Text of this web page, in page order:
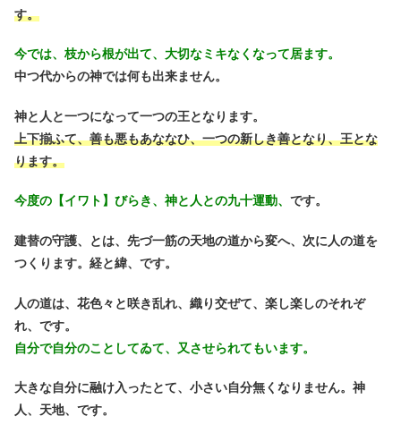
す。
今では、枝から根が出て、大切なミキなくなって居ます。
中つ代からの神では何も出来ません。
神と人と一つになって一つの王となります。
上下揃ふて、善も悪もあななひ、一つの新しき善となり、王とな
ります。
今度の【イワト】びらき、神と人との九十運動、 です。
建替の守護、とは、先づ一筋の天地の道から変へ、次に人の道を
つくります。経と緯、です。
人の道は、花色々と咲き乱れ、織り交ぜて、楽し楽しのそれぞ
れ、です。
自分で自分のことしてゐて、又させられてもいます。
大きな自分に融け入ったとて、小さい自分無くなりません。神
人、天地、です。